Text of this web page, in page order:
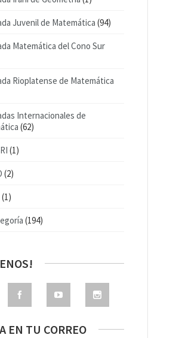
Juvenil de Matemática (94)
Matemática del Cono Sur
Rioplatense de Matemática
Internacionales de
(62)
(1)
(2)
(1)
(194)
EN TU CORREO